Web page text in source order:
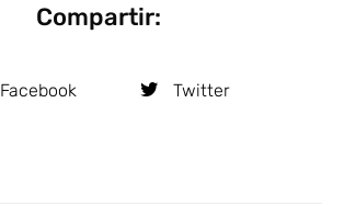
Compartir:
Facebook Twitter